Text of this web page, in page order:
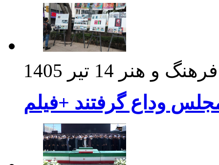
فرهنگ و هنر 14 تیر 1405
وداع گرفتند +فیلم